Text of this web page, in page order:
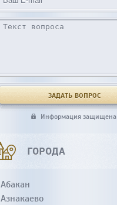
Информация защищена
ГОРОДА
Абакан
Азнакаево